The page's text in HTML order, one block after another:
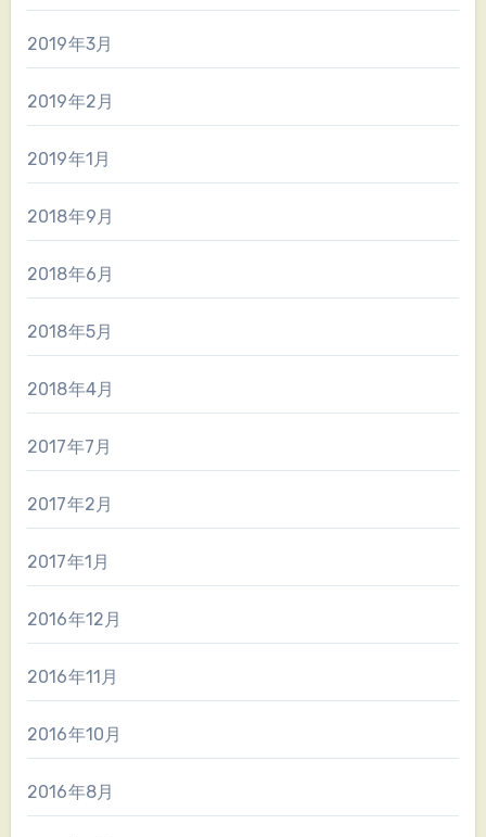
2019年3月
2019年2月
2019年1月
2018年9月
2018年6月
2018年5月
2018年4月
2017年7月
2017年2月
2017年1月
2016年12月
2016年11月
2016年10月
2016年8月